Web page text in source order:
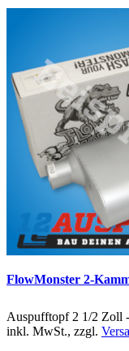
FlowMonster 2-
Auspufftopf 2 1/2 Zoll -
inkl. MwSt., zzgl.